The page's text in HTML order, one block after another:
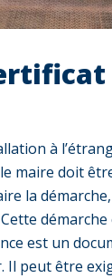
à
maire doit
la
est un
Il peut être